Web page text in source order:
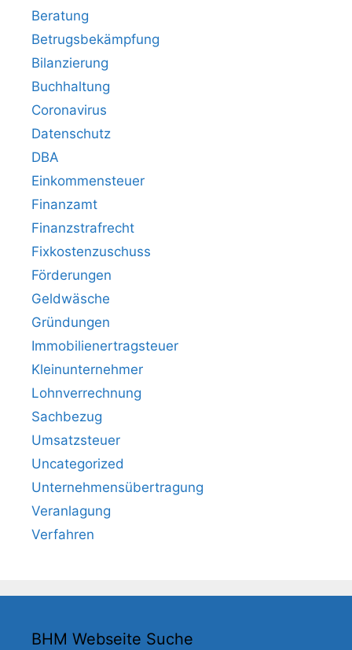
Beratung
Betrugsbekämpfung
Bilanzierung
Buchhaltung
Coronavirus
Datenschutz
DBA
Einkommensteuer
Finanzamt
Finanzstrafrecht
Fixkostenzuschuss
Förderungen
Geldwäsche
Gründungen
Immobilienertragsteuer
Kleinunternehmer
Lohnverrechnung
Sachbezug
Umsatzsteuer
Uncategorized
Unternehmensübertragung
Veranlagung
Verfahren
BHM Webseite Suche